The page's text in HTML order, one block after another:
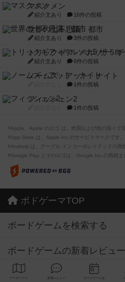
マスクメン
紹介文あり 16件の投稿
世界の七不思議：都市
紹介文あり 3件の投稿
トリックギア - ペルソナ5
紹介文あり 6件の投稿
ノームズ・アット・ナイト
1件の投稿
フィッシェン2
1件の投稿
※Apple、Apple のロゴ は、米国および他の国々で
※App Store は、Apple Inc.のサービスマークです。
※Android は、グーグル インコーポレイテッドの商
※Google Play とそのロゴは、Google Inc.の商標ま
ボドゲーマTOP
ボードゲームを検索する
ボードゲームの新着レビュー
ボードゲーム会情報